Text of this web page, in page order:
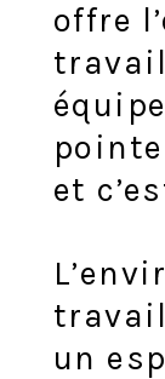
offre
et
un